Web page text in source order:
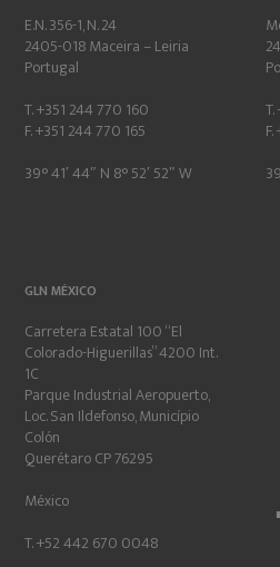
E.N. 356-1, N. 24
2405-018 Maceira – Leiria
Portugal
T. +351 244 770 160
F. +351 244 770 165
39° 41′ 44″ N 8° 52′ 52″ W
GLN MÉXICO
Carretera Estatal 100 “El
Colorado-Higuerillas” 4200 Int.
1C
Parque Industrial Aeropuerto,
Loc. San Ildefonso, Município
Colón
Querétaro CP 76295
México
T. +52 442 670 0048